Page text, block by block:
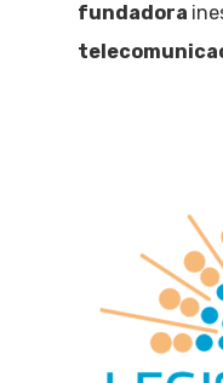
fundadora